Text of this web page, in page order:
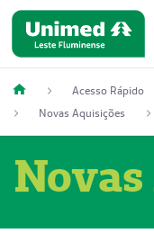
Acesso Rápido
Novas Aquisições